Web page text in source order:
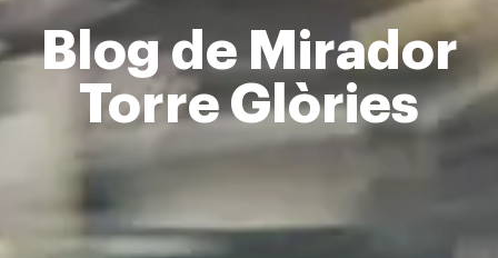
Blog de Mirador
Torre Glòries